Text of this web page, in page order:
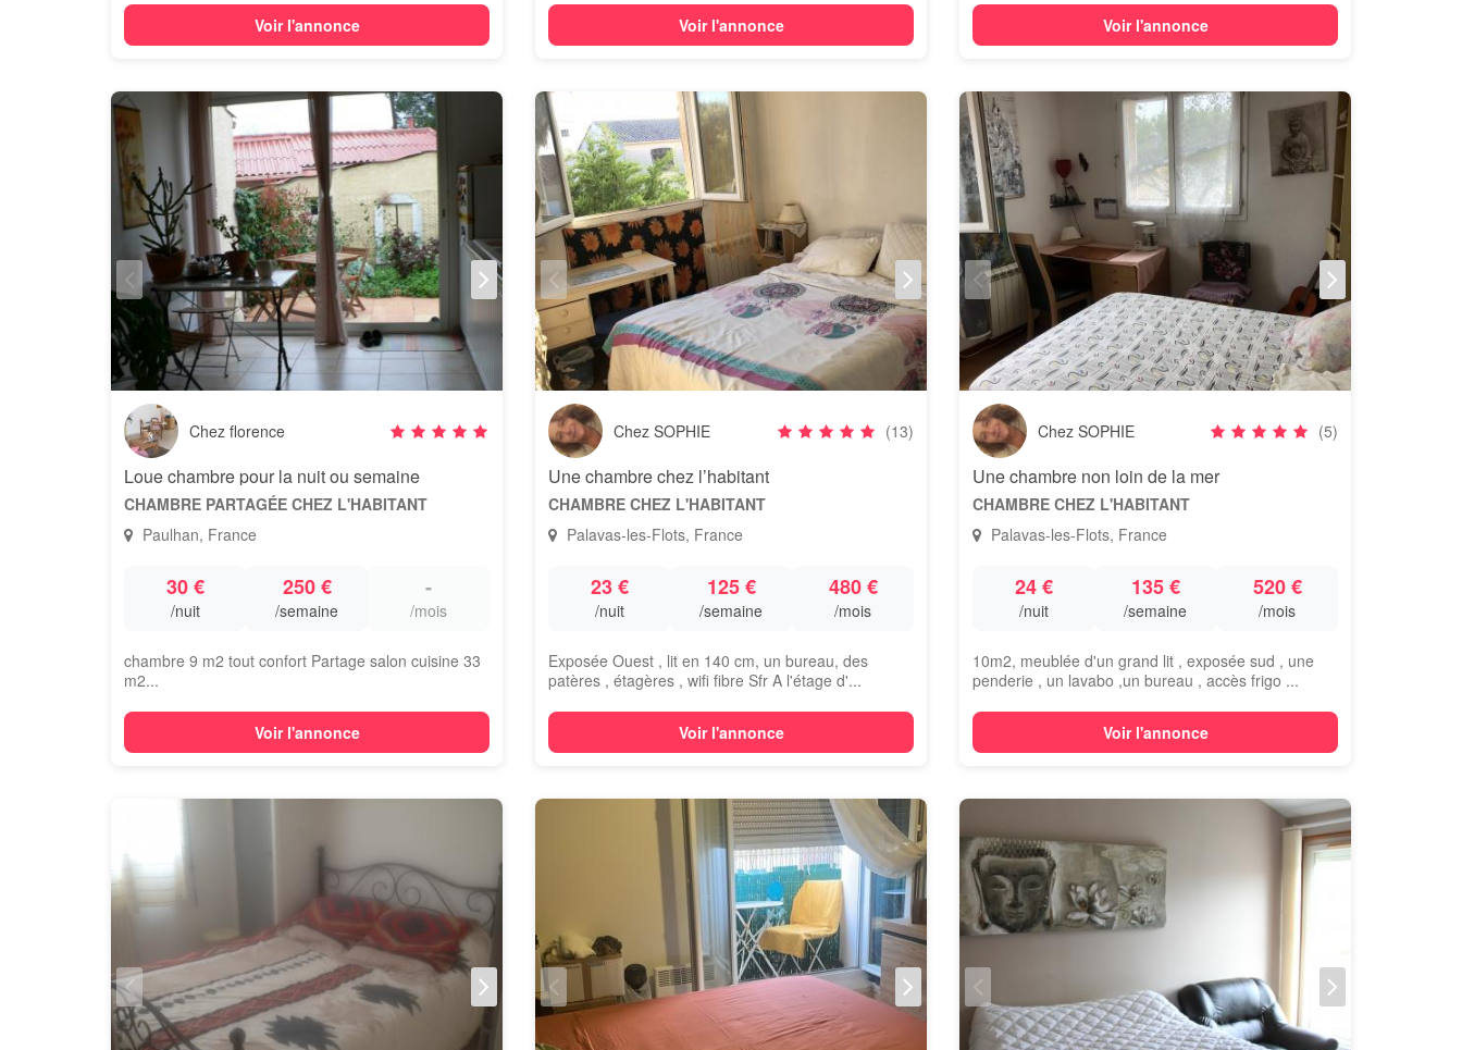
Voir l'annonce Voir l'annonce
Voir l'annonce
Chez florence
Loue chambre pour la nuit ou semaine
CHAMBRE PARTAGÉE CHEZ L'HABITANT
Paulhan, France
30 €
/nuit
250 €
/semaine
-
/mois
chambre 9 m2 tout confort Partage salon cuisine 33
m2...
Voir l'annonce
Chez SOPHIE (13)
Une chambre chez l’habitant
CHAMBRE CHEZ L'HABITANT
Palavas-les-Flots, France
23 €
/nuit
125 €
/semaine
480 €
/mois
Exposée Ouest , lit en 140 cm, un bureau, des
patères , étagères , wifi fibre Sfr A l'étage d'...
Voir l'annonce
Chez SOPHIE (5)
Une chambre non loin de la mer
CHAMBRE CHEZ L'HABITANT
Palavas-les-Flots, France
24 €
/nuit
135 €
/semaine
520 €
/mois
10m2, meublée d'un grand lit , exposée sud , une
penderie , un lavabo ,un bureau , accès frigo ...
Voir l'annonce